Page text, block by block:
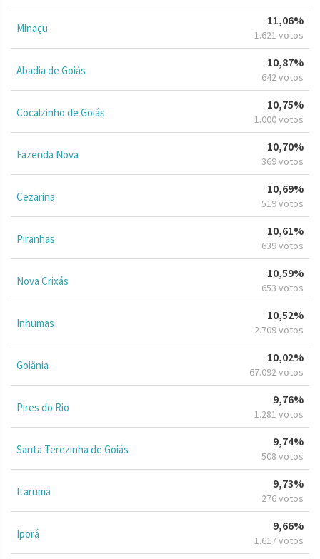
Minaçu
11,06%
1.621 votos
Abadia de Goiás
10,87%
642 votos
Cocalzinho de Goiás
10,75%
1.000 votos
Fazenda Nova
10,70%
369 votos
Cezarina
10,69%
519 votos
Piranhas
10,61%
639 votos
Nova Crixás
10,59%
653 votos
Inhumas
10,52%
2.709 votos
Goiânia
10,02%
67.092 votos
Pires do Rio
9,76%
1.281 votos
Santa Terezinha de Goiás
9,74%
508 votos
Itarumã
9,73%
276 votos
Iporá
9,66%
1.617 votos